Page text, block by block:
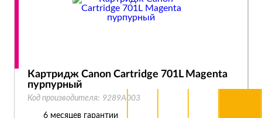
Картридж Canon Cartridge 701L Magenta
пурпурный
Код производителя: 9289A003
6 месяцев гарантии